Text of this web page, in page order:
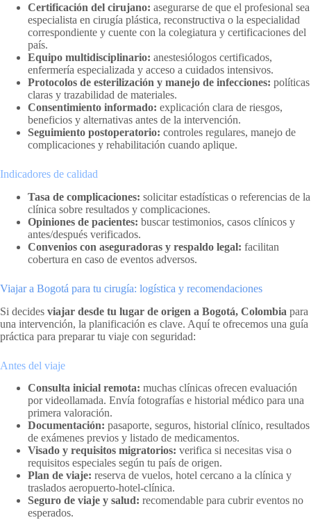
Certificación del cirujano: asegurarse de que el profesional sea
especialista en cirugía plástica, reconstructiva o la especialidad
correspondiente y cuente con la colegiatura y certificaciones del
país.
Equipo multidisciplinario: anestesiólogos certificados,
enfermería especializada y acceso a cuidados intensivos.
Protocolos de esterilización y manejo de infecciones: políticas
claras y trazabilidad de materiales.
Consentimiento informado: explicación clara de riesgos,
beneficios y alternativas antes de la intervención.
Seguimiento postoperatorio: controles regulares, manejo de
complicaciones y rehabilitación cuando aplique.
Indicadores de calidad
Tasa de complicaciones: solicitar estadísticas o referencias de la
clínica sobre resultados y complicaciones.
Opiniones de pacientes: buscar testimonios, casos clínicos y
antes/después verificados.
Convenios con aseguradoras y respaldo legal: facilitan
cobertura en caso de eventos adversos.
Viajar a Bogotá para tu cirugía: logística y recomendaciones
Si decides viajar desde tu lugar de origen a Bogotá, Colombia para
una intervención, la planificación es clave. Aquí te ofrecemos una guía
práctica para preparar tu viaje con seguridad:
Antes del viaje
Consulta inicial remota: muchas clínicas ofrecen evaluación
por videollamada. Envía fotografías e historial médico para una
primera valoración.
Documentación: pasaporte, seguros, historial clínico, resultados
de exámenes previos y listado de medicamentos.
Visado y requisitos migratorios: verifica si necesitas visa o
requisitos especiales según tu país de origen.
Plan de viaje: reserva de vuelos, hotel cercano a la clínica y
traslados aeropuerto-hotel-clínica.
Seguro de viaje y salud: recomendable para cubrir eventos no
esperados.